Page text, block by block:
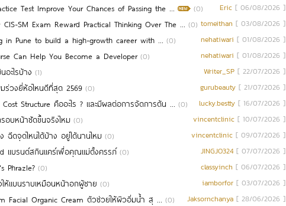
Test Improve Your Chances of Passing the ... (0) Eric [ 06/08/2026 ]
SM Exam Reward Practical Thinking Over The ... (0) tomeithan [ 03/08/2026 ]
in Pune to build a high-growth career with ... (0) nehatiwari [ 01/08/2026 ]
Can Help You Become a Developer (0) nehatiwari [ 01/08/2026 ]
ะไรบ้าง (1) Writer_SP [ 22/07/2026 ]
ร่วงยี่ห้อไหนดีที่สุด 2569 (0) gurubeauty [ 21/07/2026 ]
Structure คืออะไร ? และมีผลต่อการจัดการต้น ... (0) lucky.bestty [ 16/07/2026 ]
อบหน้าชัดขึ้นจริงไหม (0) vincentclinic [ 10/07/2026 ]
ฉีดจุดไหนได้บ้าง อยู่ได้นานไหม (0) vincentclinic [ 09/07/2026 ]
แบรนด์สกินแคร์เพื่อคุณแม่ตั้งครรภ์ (0) JINGJO324 [ 07/07/2026 ]
Phrazle? (0) classyinch [ 06/07/2026 ]
แบนราบเหมือนหน้าอกผู้ชาย (0) iamborfor [ 03/07/2026 ]
Facial Organic Cream ตัวช่วยให้ผิวอิ่มน้ำ สุ ... (0) Jaksornchanya [ 28/06/2026 ]